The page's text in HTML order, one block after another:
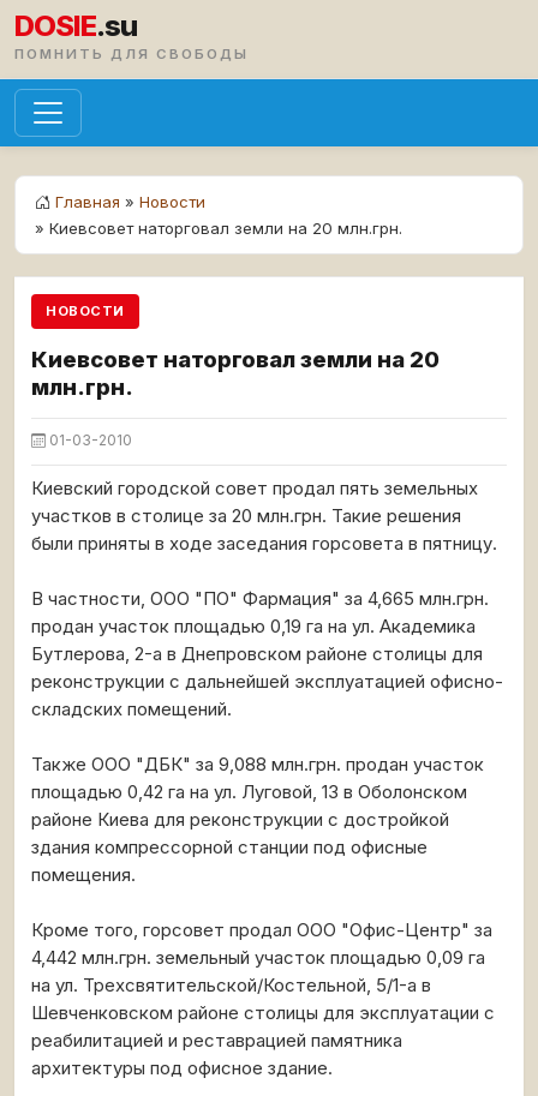
DOSIE.su
ПОМНИТЬ ДЛЯ СВОБОДЫ
Главная » Новости
» Киевсовет наторговал земли на 20 млн.грн.
НОВОСТИ
Киевсовет наторговал земли на 20
млн.грн.
01-03-2010
Киевский городской совет продал пять земельных
участков в столице за 20 млн.грн. Такие решения
были приняты в ходе заседания горсовета в пятницу.
В частности, ООО "ПО" Фармация" за 4,665 млн.грн.
продан участок площадью 0,19 га на ул. Академика
Бутлерова, 2-а в Днепровском районе столицы для
реконструкции с дальнейшей эксплуатацией офисно-
складских помещений.
Также ООО "ДБК" за 9,088 млн.грн. продан участок
площадью 0,42 га на ул. Луговой, 13 в Оболонском
районе Киева для реконструкции с достройкой
здания компрессорной станции под офисные
помещения.
Кроме того, горсовет продал ООО "Офис-Центр" за
4,442 млн.грн. земельный участок площадью 0,09 га
на ул. Трехсвятительской/Костельной, 5/1-а в
Шевченковском районе столицы для эксплуатации с
реабилитацией и реставрацией памятника
архитектуры под офисное здание.